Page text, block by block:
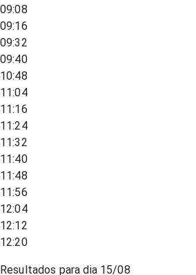
09:08
09:16
09:32
09:40
10:48
11:04
11:16
11:24
11:32
11:40
11:48
11:56
12:04
12:12
12:20
Resultados para dia 15/08